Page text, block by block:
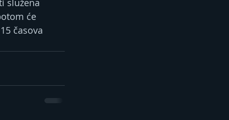
služena
će
časova